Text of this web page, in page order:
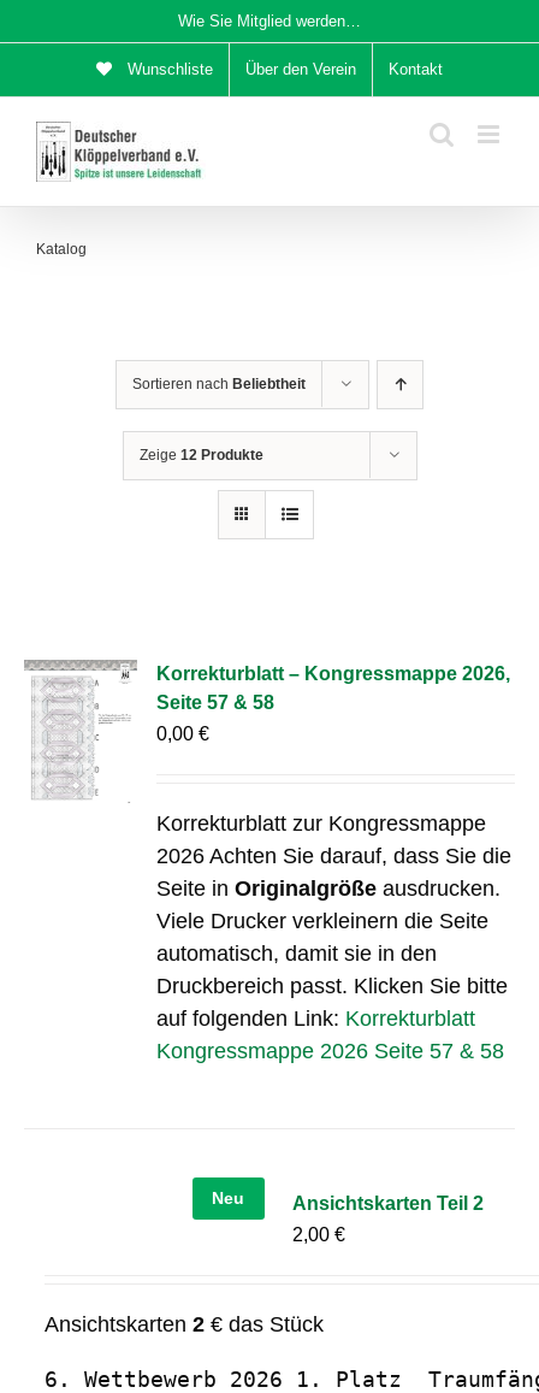
Inhalt
Wie Sie Mitglied werden…
Wunschliste Über den Verein Kontakt
Katalog
Sortieren nach Beliebtheit
Zeige 12 Produkte
Korrekturblatt – Kongressmappe 2026,
Seite 57 & 58
0,00€
Korrekturblatt zur Kongressmappe
2026 Achten Sie darauf, dass Sie die
Seite inOriginalgröße ausdrucken.
Viele Drucker verkleinern die Seite
automatisch, damit sie in den
Druckbereich passt. Klicken Sie bitte
auf folgenden Link: Korrekturblatt
Kongressmappe 2026 Seite 57 & 58
Neu
Ansichtskarten Teil 2
2,00 €
Ansichtskarten 2€ das Stück
6. Wettbewerb 2026 1. Platz